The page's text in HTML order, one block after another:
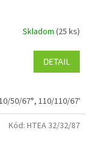
Skladom (25 ks)
DETAIL
50/67°, 110/110/67°.
Kód: HTEA 32/32/87